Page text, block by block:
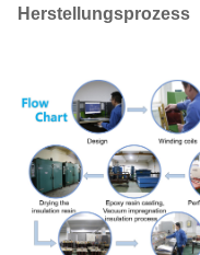
660
400
380
200
SG-
100KVA
SG-
300KVA
SG-
500KVA
Herstellungsprozess